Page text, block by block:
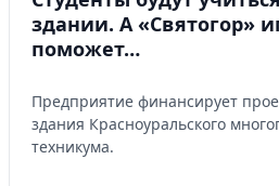
здании. А «Святогор»
поможет…
Предприятие финансирует
здания Красноуральского
техникума.